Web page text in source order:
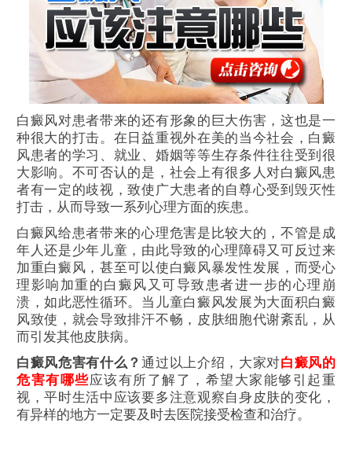
白癜风对患者带来的还有形象的巨大伤害，这也是一
种很大的打击。在日益重视外在美的当今社会，白癜
风患者的学习、就业、婚姻等等生存条件往往受到很
大影响。不可否认的是，社会上有很多人对白癜风患
者有一定的歧视，致使广大患者的自尊心受到毁灭性
打击，从而导致一系列心理方面的疾患。
白癜风给患者带来的心理危害是比较大的，不管是成
年人还是少年儿童，由此导致的心理障碍又可反过来
加重白癜风，甚至可以使白癜风暴发性发展，而受心
理影响加重的白癜风又可导致患者进一步的心理崩
溃，如此恶性循环。当儿童白癜风发展为大面积白癜
风致使，就会导致排汗不畅，皮肤细胞代谢紊乱，从
而引发其他皮肤病。
白癜风危害有什么？通过以上介绍，大家对白癜风的
危害有哪些应该有所了解了，希望大家能够引起重
视，平时生活中应该要多注意观察自身皮肤的变化，
有异样的地方一定要及时去医院接受检查和治疗。